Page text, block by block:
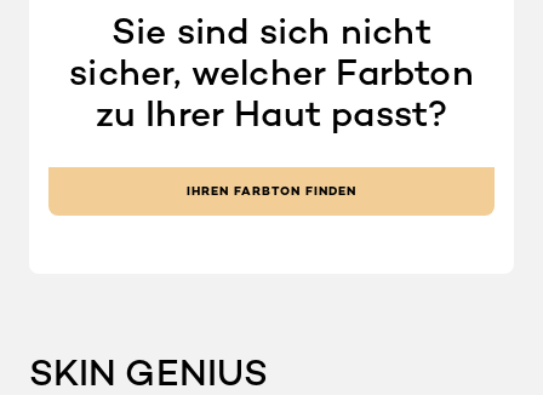
Sie sind sich nicht
sicher, welcher Farbton
zu Ihrer Haut passt?
IHREN FARBTON FINDEN
SKIN GENIUS